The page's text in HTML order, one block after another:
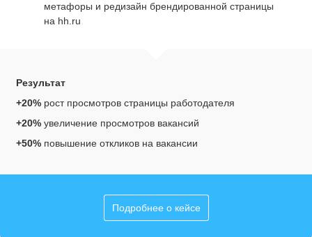
Подробнее о кейсе
метафоры и редизайн брендированной страницы
на hh.ru
Результат
+20% рост просмотров страницы работодателя
+20% увеличение просмотров вакансий
+50% повышение откликов на вакансии